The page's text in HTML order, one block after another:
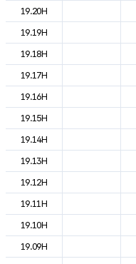
19.20H
19.19H
19.18H
19.17H
19.16H
19.15H
19.14H
19.13H
19.12H
19.11H
19.10H
19.09H